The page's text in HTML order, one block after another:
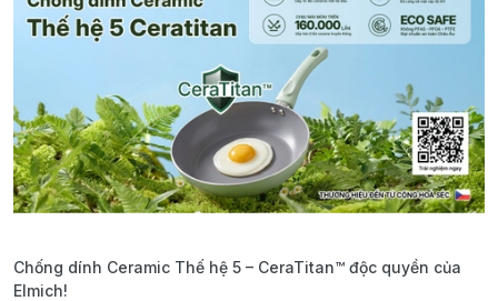
Chống dính Ceramic Thế hệ 5 – CeraTitan™ độc quyền của
Elmich!